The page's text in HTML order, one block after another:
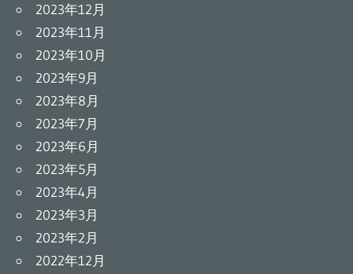
2023年12月
2023年11月
2023年10月
2023年9月
2023年8月
2023年7月
2023年6月
2023年5月
2023年4月
2023年3月
2023年2月
2022年12月